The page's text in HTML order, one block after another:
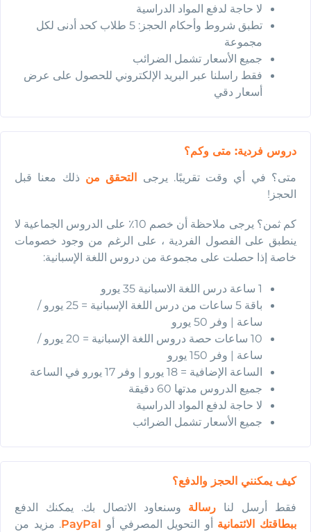
لا حاجة لدفع المواد الدراسية
تطبق شروط وأحكام الحجز: 5 طلاب كحد أدنى لكل
مجموعة
جميع الأسعار تشمل الضرائب
فقط راسلنا عبر البريد الإلكتروني للحصول على عرض
أسعار دقي
دروس فردية: متى وكم؟
متى؟ في أي وقت تقريبًا. يرجى التحقق منذلك معنا قبل
الحجز!
كم ثمن؟ يرجى ملاحظة أن خصم 10٪ على الدروس الجماعية لا
ينطبق على الفصول الفردية ، على الرغم من وجود خصومات
خاصة إذا حصلت على مجموعة من دروس اللغة الإسبانية:
باقة 5 ساعات من درس اللغة الإسبانية = 25 يورو /
ساعة | وفر 50 يورو
10 ساعات حصة دروس اللغة الإسبانية = 20 يورو /
ساعة | وفر 150 يورو
الساعة الإضافية = 18 يورو | وفر 17 يورو في الساعة
جميع الدروس مدتها 60 دقيقة
لا حاجة لدفع المواد الدراسية
جميع الأسعار تشمل الضرائب
كيف يمكنني الحجز والدفع؟
فقط أرسل لنا رسالةوسنعاود الاتصال بك. يمكنك الدفع
ببطاقتك الائتمانيةأو التحويل المصرفي أو PayPal. مزيد من